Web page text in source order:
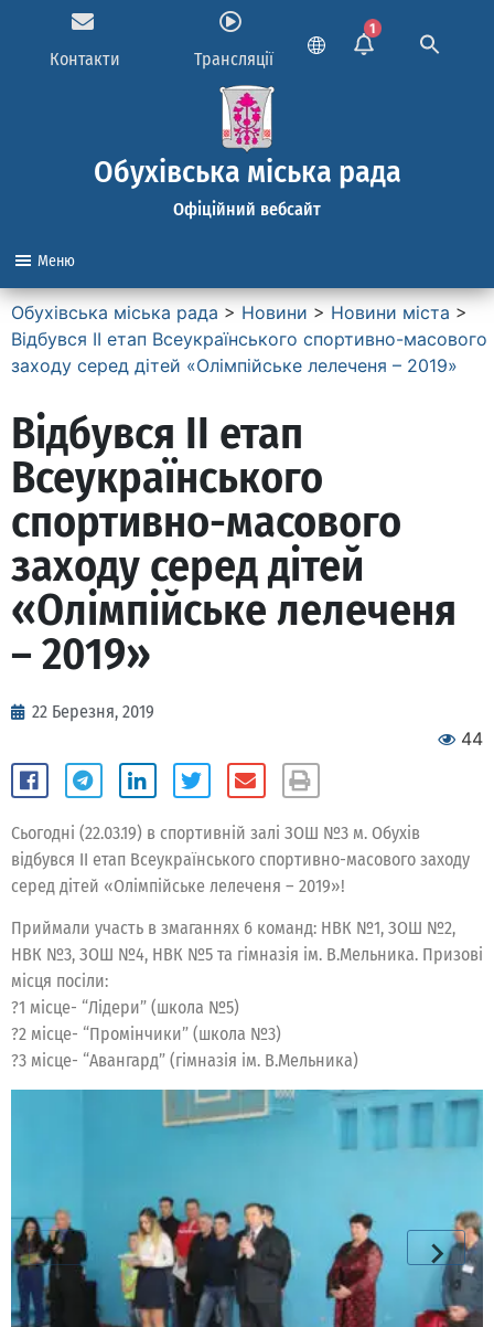
Контакти Трансляції
1
Обухівська міська рада
Офіційний вебсайт
Меню
Обухівська міська рада > Новини > Новини міста >
Відбувся ІІ етап Всеукраїнського спортивно-масового
заходу серед дітей «Олімпійське лелеченя – 2019»
Відбувся ІІ етап
Всеукраїнського
спортивно-масового
заходу серед дітей
«Олімпійське лелеченя
– 2019»
22 Березня, 2019
44
Сьогодні (22.03.19) в спортивній залі ЗОШ №3 м. Обухів
відбувся ІІ етап Всеукраїнського спортивно-масового заходу
серед дітей «Олімпійське лелеченя – 2019»!
Приймали участь в змаганнях 6 команд: НВК №1, ЗОШ №2,
НВК №3, ЗОШ №4, НВК №5 та гімназія ім. В.Мельника. Призові
місця посіли:
?1 місце- “Лідери” (школа №5)
?2 місце- “Промінчики” (школа №3)
?3 місце- “Авангард” (гімназія ім. В.Мельника)